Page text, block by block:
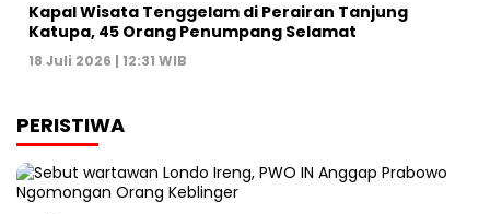
Kapal Wisata Tenggelam di Perairan Tanjung
Katupa, 45 Orang Penumpang Selamat
18 Juli 2026 | 12:31 WIB
PERISTIWA